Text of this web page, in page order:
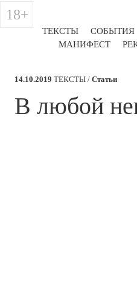
ТЕКСТЫ СОБЫТИЯ
МАНИФЕСТ
18+
14.10.2019 ТЕКСТЫ / Статьи
​В любой